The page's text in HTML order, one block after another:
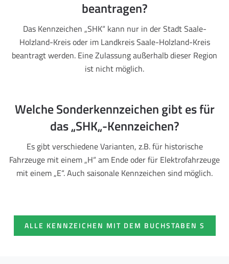
beantragen?
Das Kennzeichen „SHK“ kann nur in der Stadt Saale-
Holzland-Kreis oder im Landkreis Saale-Holzland-Kreis
beantragt werden. Eine Zulassung außerhalb dieser Region
ist nicht möglich.
Welche Sonderkennzeichen gibt es für
das „SHK„-Kennzeichen?
Es gibt verschiedene Varianten, z.B. für historische
Fahrzeuge mit einem „H“ am Ende oder für Elektrofahrzeuge
mit einem „E“. Auch saisonale Kennzeichen sind möglich.
ALLE KENNZEICHEN MIT DEM BUCHSTABEN S